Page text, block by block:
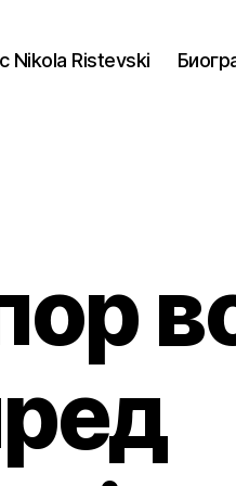
Nikola Ristevski